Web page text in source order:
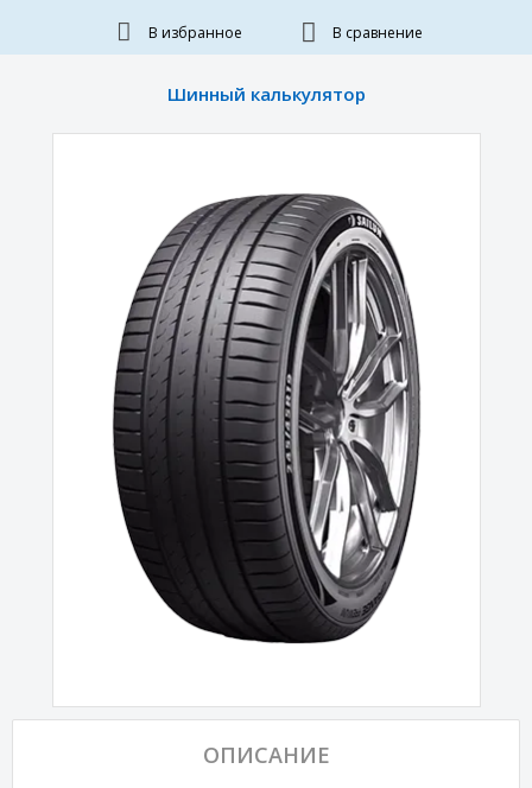
В избранное В сравнение
Шинный калькулятор
ОПИСАНИЕ